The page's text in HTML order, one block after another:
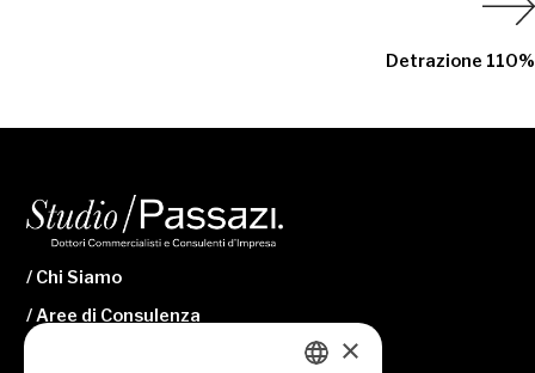
Detrazione 110%
/ Chi Siamo
/ Aree di Consulenza
×